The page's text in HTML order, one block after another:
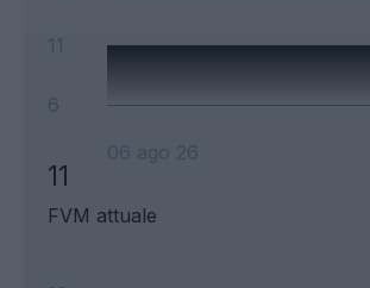
11
FVM attuale